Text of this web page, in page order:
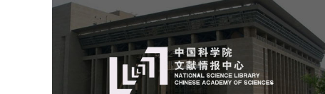
中国科学院文献情报中心
机构组织 网站建设
虚拟展厅